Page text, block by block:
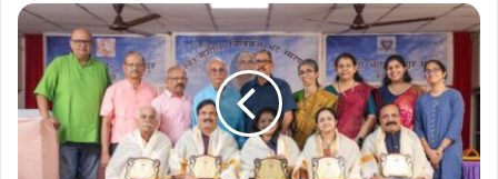
राश्ट्रीय नाट्य महोत्सवात सादर जातलें ‘देश राग’
July 13, 2026
‘काळीज उसवलां’च्या मलयाळम अणकाराचेर एर्नाकुलमांत
परिसंवाद